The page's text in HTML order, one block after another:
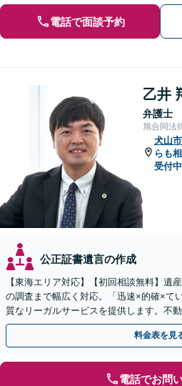
電話で面談予約
乙井
弁護士
旭合同法
犬山市
らも
受付中
公正証書遺言の作成
【東海エリア対応】【初回相談無料】遺
の調査まで幅広く対応。「迅速×的確×て
質なリーガルサービスを提供します。不
もお任せください【休日・夜間対応OK】
料金表を見
電話でお問